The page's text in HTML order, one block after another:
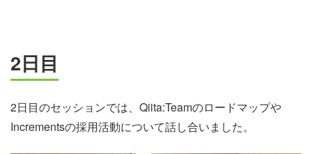
2日目
2日目のセッションでは、Qiita:Teamのロードマップや
Incrementsの採用活動について話し合いました。